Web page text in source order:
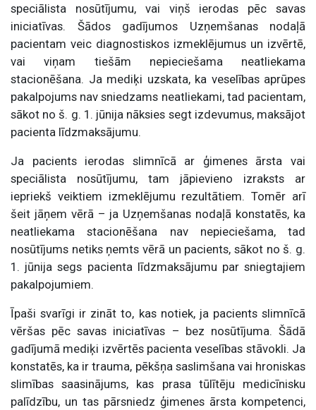
speciālista nosūtījumu, vai viņš ierodas pēc savas
iniciatīvas. Šādos gadījumos Uzņemšanas nodaļā
pacientam veic diagnostiskos izmeklējumus un izvērtē,
vai viņam tiešām nepieciešama neatliekama
stacionēšana. Ja mediķi uzskata, ka veselības aprūpes
pakalpojums nav sniedzams neatliekami, tad pacientam,
sākot no š. g. 1. jūnija nāksies segt izdevumus, maksājot
pacienta līdzmaksājumu.
Ja pacients ierodas slimnīcā ar ģimenes ārsta vai
speciālista nosūtījumu, tam jāpievieno izraksts ar
iepriekš veiktiem izmeklējumu rezultātiem. Tomēr arī
šeit jāņem vērā – ja Uzņemšanas nodaļā konstatēs, ka
neatliekama stacionēšana nav nepieciešama, tad
nosūtījums netiks ņemts vērā un pacients, sākot no š. g.
1. jūnija segs pacienta līdzmaksājumu par sniegtajiem
pakalpojumiem.
Īpaši svarīgi ir zināt to, kas notiek, ja pacients slimnīcā
vēršas pēc savas iniciatīvas – bez nosūtījuma. Šādā
gadījumā mediķi izvērtēs pacienta veselības stāvokli. Ja
konstatēs, ka ir trauma, pēkšņa saslimšana vai hroniskas
slimības saasinājums, kas prasa tūlītēju medicīnisku
palīdzību, un tas pārsniedz ģimenes ārsta kompetenci,